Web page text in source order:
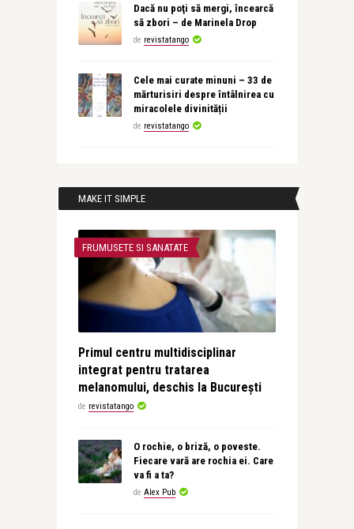
Dacă nu poţi să mergi, încearcă
să zbori – de Marinela Drop
de revistatango
Cele mai curate minuni – 33 de
mărturisiri despre întâlnirea cu
miracolele divinității
de revistatango
MAKE IT SIMPLE
FRUMUSETE SI SANATATE
Primul centru multidisciplinar
integrat pentru tratarea
melanomului, deschis la București
de revistatango
O rochie, o briză, o poveste.
Fiecare vară are rochia ei. Care
va fi a ta?
de Alex Pub